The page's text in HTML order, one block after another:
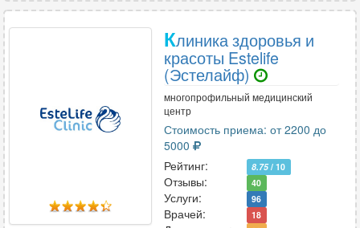
матки и придатков
матки и придатков трансвагинальное
молочных желез
Клиника здоровья и
красоты Estelife
(Эстелайф)
многопрофильный медицинский
центр
Стоимость приема: от 2200 до
5000
Рейтинг:
8.75/ 10
Отзывы: 40
Услуги: 96
Врачей: 18